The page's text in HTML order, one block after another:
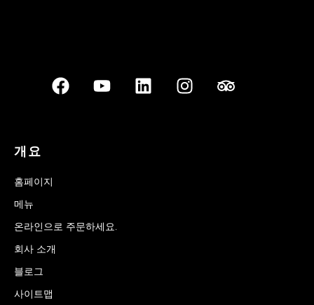
개요
홈페이지
메뉴
온라인으로 주문하세요.
회사 소개
블로그
사이트맵